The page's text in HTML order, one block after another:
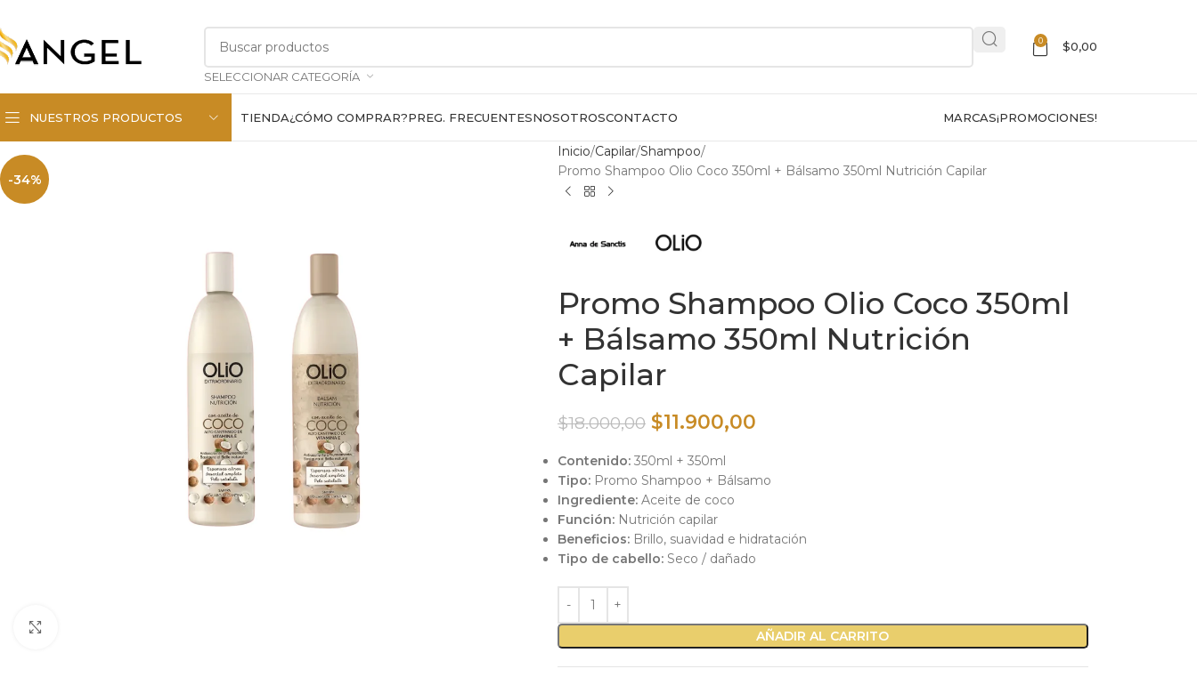
SELECCIONAR CATEGORÍA
0 $0,00
NUESTROS PRODUCTOS TIENDA¿CÓMO COMPRAR?PREG. FRECUENTESNOSOTROSCONTACTO MARCAS¡PROMOCIONES!
-34%
Inicio Capilar Shampoo
Promo Shampoo Olio Coco 350ml + Bálsamo 350ml Nutrición Capilar
Promo Shampoo Olio Coco 350ml
+ Bálsamo 350ml Nutrición
Capilar
$18.000,00 $11.900,00
Contenido:350ml + 350ml
Tipo:Promo Shampoo + Bálsamo
Ingrediente:Aceite de coco
Función:Nutrición capilar
Beneficios:Brillo, suavidad e hidratación
Tipo de cabello:Seco / dañado
AÑADIR AL CARRITO